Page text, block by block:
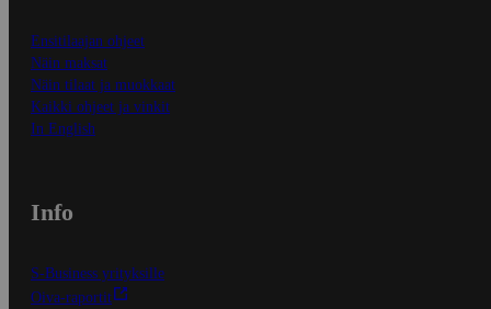
Ensitilaajan ohjeet
Näin maksat
Näin tilaat ja muokkaat
Kaikki ohjeet ja vinkit
In English
Info
S-Business yrityksille
Oiva-raportit